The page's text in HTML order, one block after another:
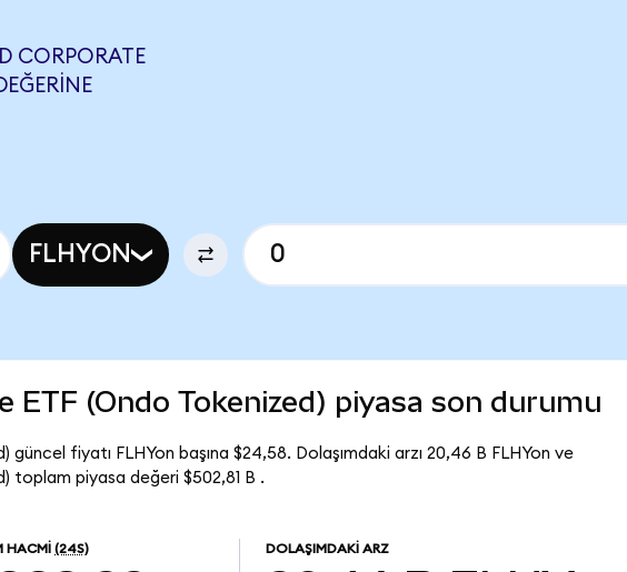
CORPORATE
FLHYON
ETF (Ondo Tokenized) piyasa son durumu
fiyatı FLHYon başına $24,58. Dolaşımdaki arzı 20,46 B FLHYon ve
toplam piyasa değeri $502,81 B .
HACMI (24S) DOLAŞIMDAKI ARZ